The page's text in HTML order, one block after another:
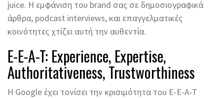
juice. Η εμφάνιση του brand σας σε δημοσιογραφικά
άρθρα, podcast interviews, και επαγγελματικές
κοινότητες χτίζει αυτή την αυθεντία.
E-E-A-T: Experience, Expertise,
Authoritativeness, Trustworthiness
Η Google έχει τονίσει την κρισιμότητα του E-E-A-T